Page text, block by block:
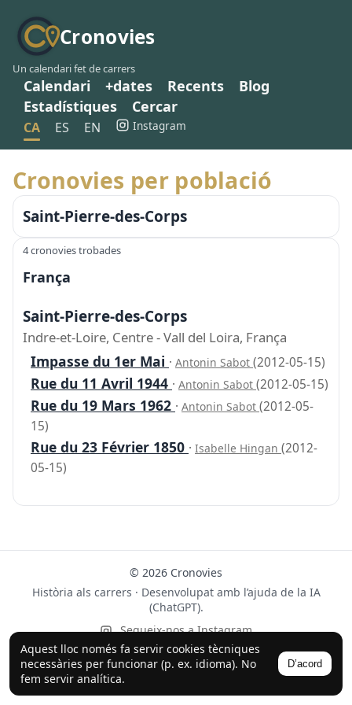
Cronovies
Un calendari fet de carrers
Calendari +dates Recents
Blog
Estadístiques
Cercar
CA ES EN Instagram
Aquest lloc només fa servir cookies tècniques
necessàries per funcionar (p. ex. idioma). No
fem servir analítica.
D’acord
Cronovies per població
Saint-Pierre-des-Corps
4 cronovies trobades
França
Saint-Pierre-des-Corps
Indre-et-Loire, Centre - Vall del Loira, França
Impasse du 1er Mai · Antonin Sabot (2012-05-15)
Rue du 11 Avril 1944 · Antonin Sabot (2012-05-15)
Rue du 19 Mars 1962 · Antonin Sabot (2012-05-
15)
Rue du 23 Février 1850 · Isabelle Hingan (2012-
05-15)
© 2026 Cronovies
Història als carrers · Desenvolupat amb l’ajuda de la IA
(ChatGPT).
Segueix-nos a Instagram